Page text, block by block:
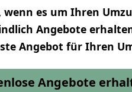
es um Ihren
Angebote
Angebot für Ihren
Angebote